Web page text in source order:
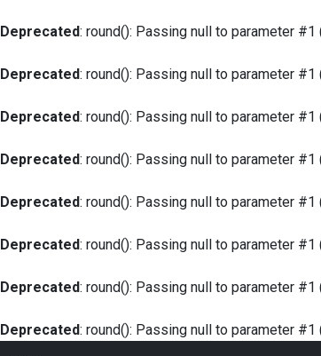
Deprecated: round(): Passing null to parameter
Deprecated: round(): Passing null to parameter
Deprecated: round(): Passing null to parameter
Deprecated: round(): Passing null to parameter
Deprecated: round(): Passing null to parameter
Deprecated: round(): Passing null to parameter
Deprecated: round(): Passing null to parameter
Deprecated: round(): Passing null to parameter